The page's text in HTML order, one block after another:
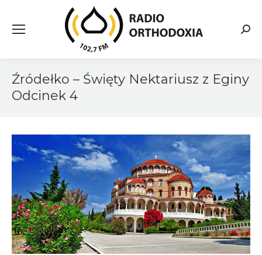
Źródełko – Święty Nektariusz z Eginy
Odcinek 4